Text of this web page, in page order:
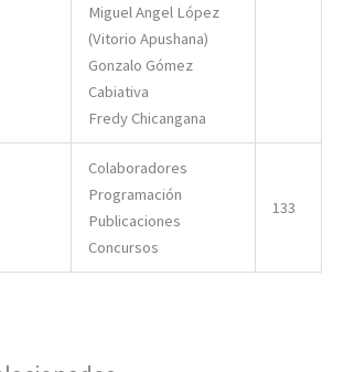
Miguel Angel López
(Vitorio Apushana)
Gonzalo Gómez
Cabiativa
Fredy Chicangana
Colaboradores
Programación
Publicaciones
Concursos
133